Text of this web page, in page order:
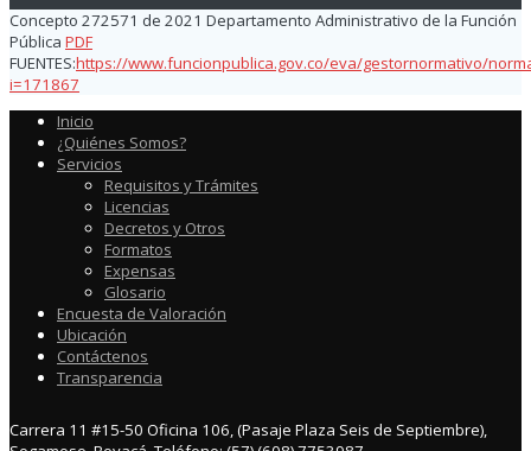
Concepto 272571 de 2021 Departamento Administrativo de la Función
Pública PDF
FUENTES:https://www.funcionpublica.gov.co/eva/gestornormativo/
i=171867
Inicio
¿Quiénes Somos?
Servicios
Requisitos y Trámites
Licencias
Decretos y Otros
Formatos
Expensas
Glosario
Encuesta de Valoración
Ubicación
Contáctenos
Transparencia
Carrera 11 #15-50 Oficina 106, (Pasaje Plaza Seis de Septiembre),